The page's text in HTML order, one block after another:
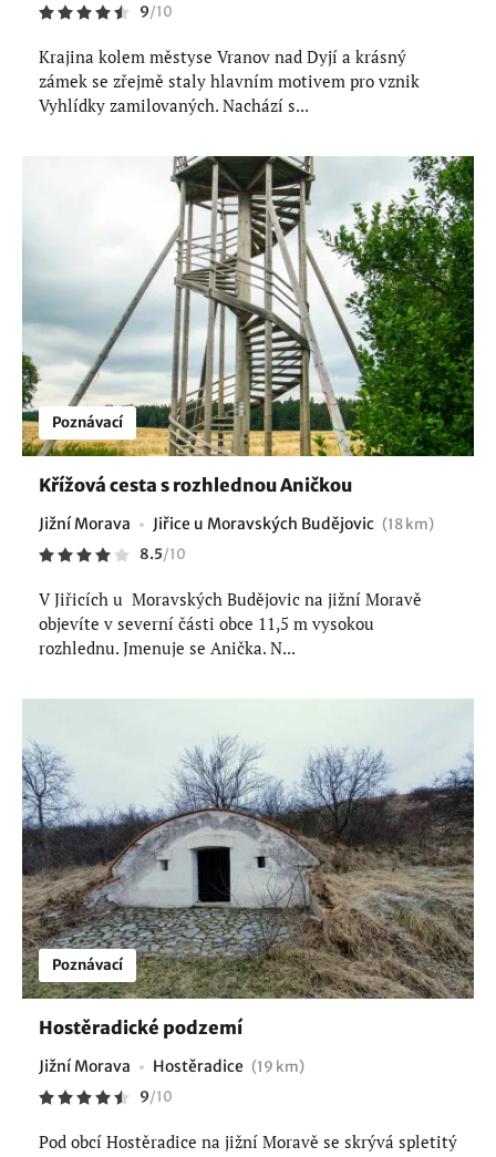
9/10
Krajina kolem městyse Vranov nad Dyjí a krásný
zámek se zřejmě staly hlavním motivem pro vznik
Vyhlídky zamilovaných. Nachází s...
Poznávací
Křížová cesta s rozhlednou Aničkou
Jižní Morava Jiřice u Moravských Budějovic (18 km)
8.5/10
V Jiřicích u Moravských Budějovic na jižní Moravě
objevíte v severní části obce 11,5 m vysokou
rozhlednu. Jmenuje se Anička. N...
Poznávací
Hostěradické podzemí
Jižní Morava Hostěradice (19 km)
9/10
Pod obcí Hostěradice na jižní Moravě se skrývá spletitý